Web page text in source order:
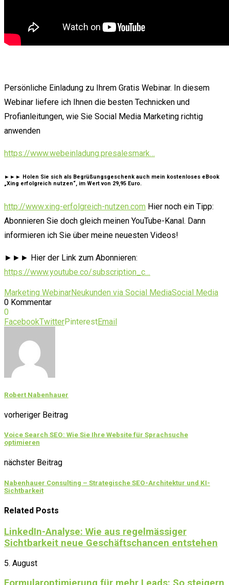
Persönliche Einladung zu Ihrem Gratis Webinar. In diesem
Webinar liefere ich Ihnen die besten Technicken und
Profianleitungen, wie Sie Social Media Marketing richtig
anwenden
https://www.webeinladung.presalesmark…
►►► Holen Sie sich als Begrüßungsgeschenk auch mein kostenloses eBook
„Xing erfolgreich nutzen“, im Wert von 29,95 Euro.
http://www.xing-erfolgreich-nutzen.com Hier noch ein Tipp:
Abonnieren Sie doch gleich meinen YouTube-Kanal. Dann
informieren ich Sie über meine neuesten Videos!
►►► Hier der Link zum Abonnieren:
https://www.youtube.co/subscription_c…
Marketing WebinarNeukunden via Social MediaSocial Media
0 Kommentar
0
FacebookTwitterPinterestEmail
Robert Nabenhauer
vorheriger Beitrag
Voice Search SEO: Wie Sie Ihre Website für Sprachsuche
optimieren
nächster Beitrag
Nabenhauer Consulting – Strategische SEO-Architektur und KI-
Sichtbarkeit
Related Posts
LinkedIn-Analyse: Wie aus regelmässiger
Sichtbarkeit neue Geschäftschancen entstehen
5. August